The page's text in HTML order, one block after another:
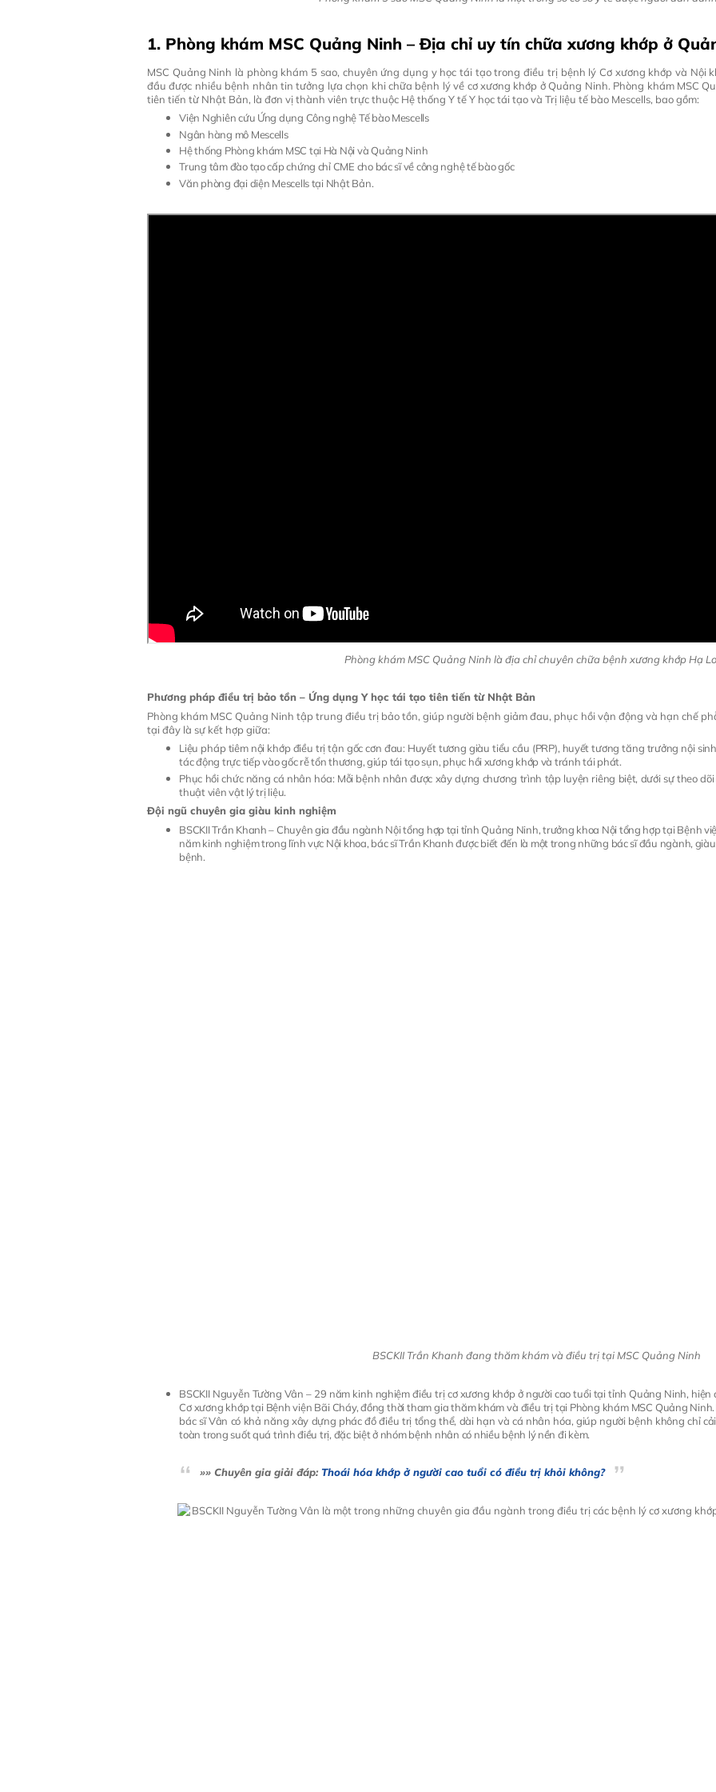
1. Phòng khám MSC Quảng Ninh – Địa chỉ uy tín chữa xương khớp ở
MSC Quảng Ninh là phòng khám 5 sao, chuyên ứng dụng y học tái tạo trong điều trị bệnh lý Cơ xương khớp và Nội
đầu được nhiều bệnh nhân tin tưởng lựa chọn khi chữa bệnh lý về cơ xương khớp ở Quảng Ninh. Phòng khám MSC
tiên tiến từ Nhật Bản, là đơn vị thành viên trực thuộc Hệ thống Y tế Y học tái tạo và Trị liệu tế bào Mescells, bao gồm:
Viện Nghiên cứu Ứng dụng Công nghệ Tế bào Mescells
Ngân hàng mô Mescells
Hệ thống Phòng khám MSC tại Hà Nội và Quảng Ninh
Trung tâm đào tạo cấp chứng chỉ CME cho bác sĩ về công nghệ tế bào gốc
Văn phòng đại diện Mescells tại Nhật Bản.
Phòng khám MSC Quảng Ninh là địa chỉ chuyên chữa bệnh xương khớp Hạ
Phương pháp điều trị bảo tồn – Ứng dụng Y học tái tạo tiên tiến từ Nhật Bản
Phòng khám MSC Quảng Ninh tập trung điều trị bảo tồn, giúp người bệnh giảm đau, phục hồi vận động và hạn chế
tại đây là sự kết hợp giữa:
Liệu pháp tiêm nội khớp điều trị tận gốc cơn đau: Huyết tương giàu tiểu cầu (PRP), huyết tương tăng trưởng nội
tác động trực tiếp vào gốc rễ tổn thương, giúp tái tạo sụn, phục hồi xương khớp và tránh tái phát.
Phục hồi chức năng cá nhân hóa: Mỗi bệnh nhân được xây dựng chương trình tập luyện riêng biệt, dưới sự theo
thuật viên vật lý trị liệu.
Đội ngũ chuyên gia giàu kinh nghiệm
BSCKII Trần Khanh – Chuyên gia đầu ngành Nội tổng hợp tại tỉnh Quảng Ninh, trưởng khoa Nội tổng hợp tại Bệnh
năm kinh nghiệm trong lĩnh vực Nội khoa, bác sĩ Trần Khanh được biết đến là một trong những bác sĩ đầu ngành,
bệnh.
BSCKII Trần Khanh đang thăm khám và điều trị tại MSC Quảng Ninh
BSCKII Nguyễn Tường Vân – 29 năm kinh nghiệm điều trị cơ xương khớp ở người cao tuổi tại tỉnh Quảng Ninh,
Cơ xương khớp tại Bệnh viện Bãi Cháy, đồng thời tham gia thăm khám và điều trị tại Phòng khám MSC Quảng Ninh.
bác sĩ Vân có khả năng xây dựng phác đồ điều trị tổng thể, dài hạn và cá nhân hóa, giúp người bệnh không chỉ
toàn trong suốt quá trình điều trị, đặc biệt ở nhóm bệnh nhân có nhiều bệnh lý nền đi kèm.
»» Chuyên gia giải đáp: Thoái hóa khớp ở người cao tuổi có điều trị khỏi không?